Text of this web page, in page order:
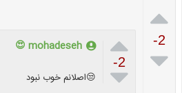

-2


-2

mohadeseh 😍
😒اصلانم خوب نبود